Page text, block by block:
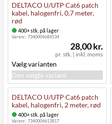
DELTACO U/UTP Cat6 patch
kabel, halogenfri, 0,7 meter,
rød
400+ stk. på lager
Varenr.:7340004684534
pr. stk. | inkl. moms
28,00 kr.
Vælg varianten
Den valgte variant
DELTACO U/UTP Cat6 patch
kabel, halogenfri, 2 meter, rød
400+ stk. på lager
Varenr.:7340004613817